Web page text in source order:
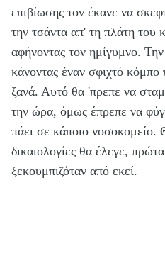
επιβίωσης τον έκανε να
την τσάντα απ' τη πλάτη του
αφήνοντας τον ημίγυμνο.
κάνοντας έναν σφιχτό κόμπο
ξανά. Αυτό θα 'πρεπε να
την ώρα, όμως έπρεπε να
πάει σε κάποιο νοσοκομείο.
δικαιολογίες θα έλεγε,
ξεκουμπιζόταν από εκεί.